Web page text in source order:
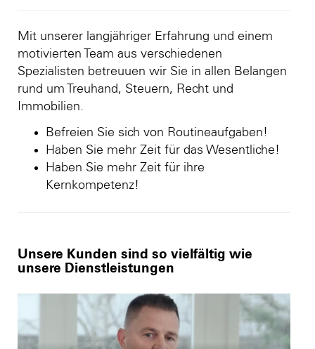
Mit unserer langjähriger Erfahrung und einem
motivierten Team aus verschiedenen
Spezialisten betreuuen wir Sie in allen Belangen
rund um Treuhand, Steuern, Recht und
Immobilien.
Befreien Sie sich von Routineaufgaben!
Haben Sie mehr Zeit für das Wesentliche!
Haben Sie mehr Zeit für ihre
Kernkompetenz!
Unsere Kunden sind so vielfältig wie
unsere Dienstleistungen